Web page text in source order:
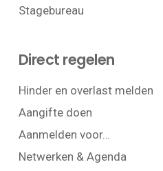
Stagebureau
Direct regelen
Hinder en overlast melden
Aangifte doen
Aanmelden voor…
Netwerken & Agenda